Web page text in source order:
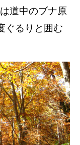
道中のブナ原
ぐるりと囲む